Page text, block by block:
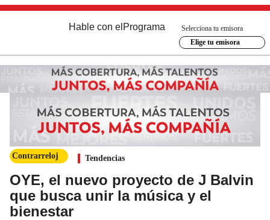
Hable con el Programa
Selecciona tu emisora
Elige tu emisora
Contrarreloj Tendencias
OYE, el nuevo proyecto de J Balvin
que busca unir la música y el
bienestar